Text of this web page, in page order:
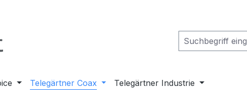
Telegärtner Coax Telegärtner Industrie